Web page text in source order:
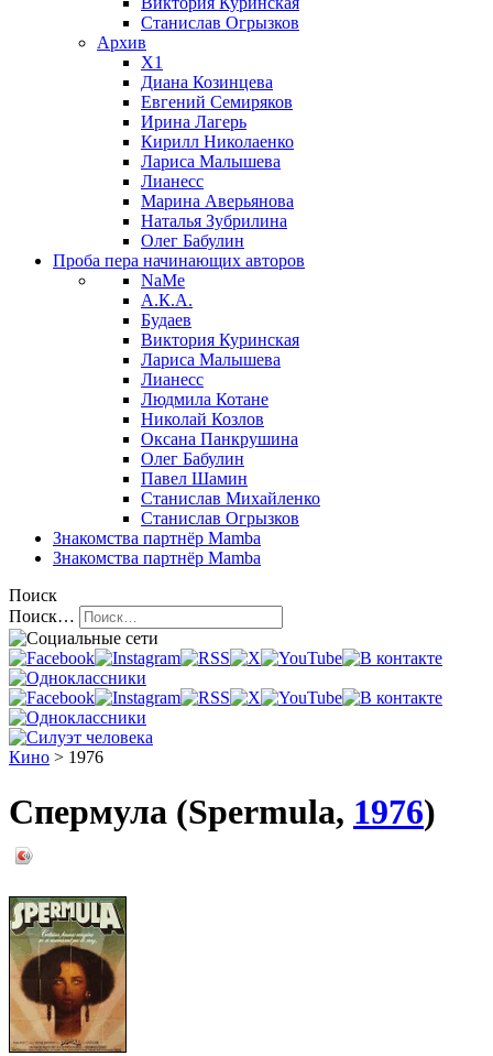
Станислав Огрызков
Архив
X1
Диана Козинцева
Евгений Семиряков
Ирина Лагерь
Кирилл Николаенко
Лариса Малышева
Лианесс
Марина Аверьянова
Наталья Зубрилина
Олег Бабулин
Проба пера начинающих авторов
NaMe
А.К.А.
Будаев
Виктория Куринская
Лариса Малышева
Лианесс
Людмила Котане
Николай Козлов
Оксана Панкрушина
Олег Бабулин
Павел Шамин
Станислав Михайленко
Станислав Огрызков
Знакомства партнёр Mamba
Знакомства партнёр Mamba
Поиск
Поиск…
Кино > 1976
Спермула (Spermula, 1976)